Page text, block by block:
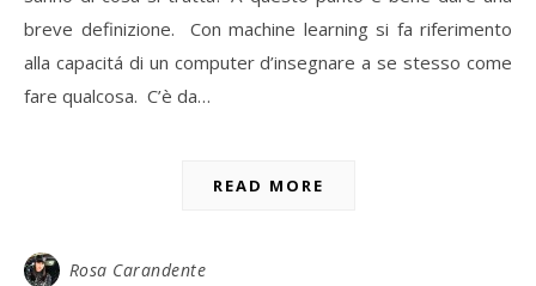
breve definizione. Con machine learning si fa riferimento
alla capacitá di un computer d’insegnare a se stesso come
fare qualcosa. C’è da…
READ MORE
Rosa Carandente